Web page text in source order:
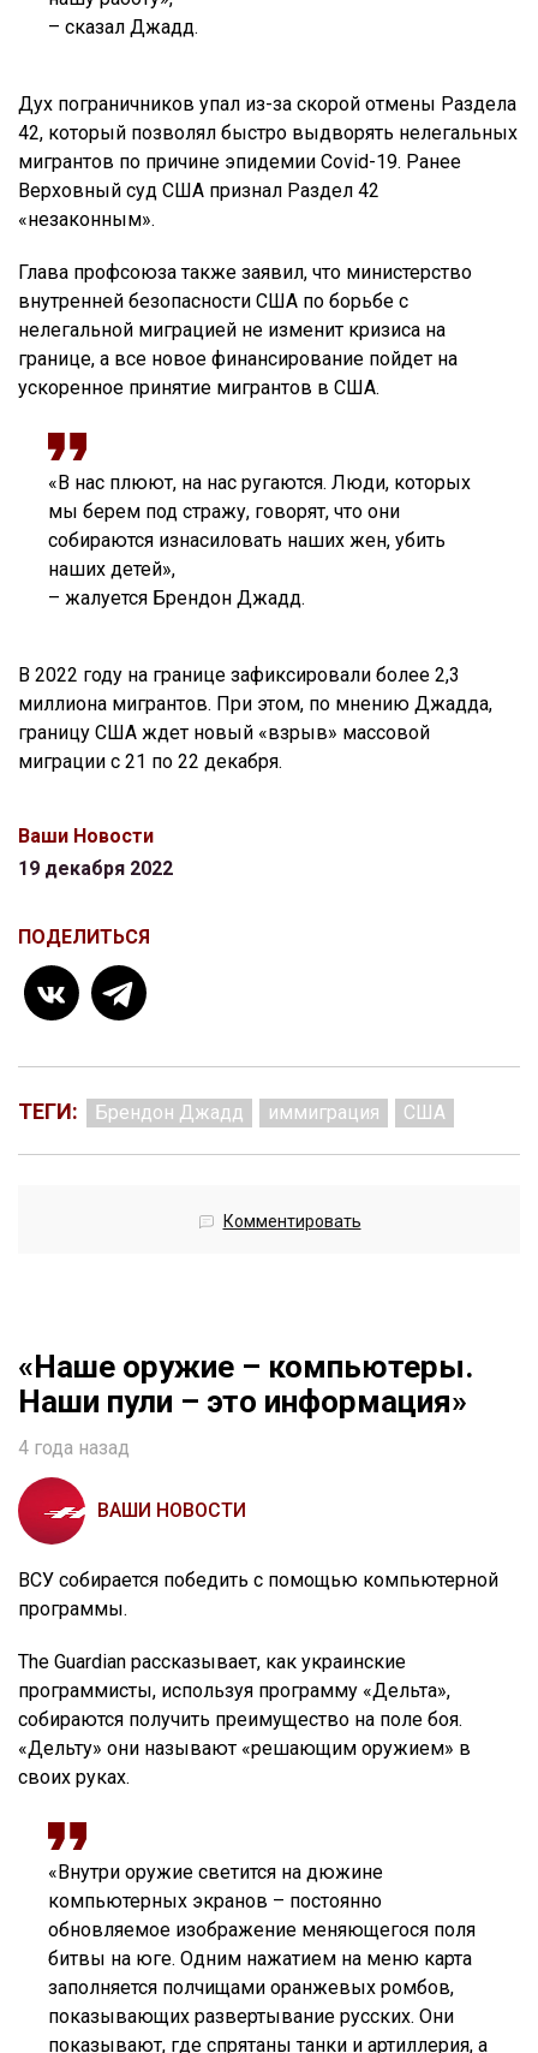
– сказал Джадд.
Дух пограничников упал из-за скорой отмены Раздела
42, который позволял быстро выдворять нелегальных
мигрантов по причине эпидемии Covid-19. Ранее
Верховный суд США признал Раздел 42
«незаконным».
Глава профсоюза также заявил, что министерство
внутренней безопасности США по борьбе с
нелегальной миграцией не изменит кризиса на
границе, а все новое финансирование пойдет на
ускоренное принятие мигрантов в США.
«В нас плюют, на нас ругаются. Люди, которых
мы берем под стражу, говорят, что они
собираются изнасиловать наших жен, убить
наших детей»,
– жалуется Брендон Джадд.
В 2022 году на границе зафиксировали более 2,3
миллиона мигрантов. При этом, по мнению Джадда,
границу США ждет новый «взрыв» массовой
миграции с 21 по 22 декабря.
Ваши Новости
19 декабря 2022
ПОДЕЛИТЬСЯ
ТЕГИ: Брендон Джадд иммиграция США
Комментировать
«Наше оружие – компьютеры.
Наши пули – это информация»
4 года назад
ВАШИ НОВОСТИ
ВСУ собирается победить с помощью компьютерной
программы.
The Guardian рассказывает, как украинские
программисты, используя программу «Дельта»,
собираются получить преимущество на поле боя.
«Дельту» они называют «решающим оружием» в
своих руках.
«Внутри оружие светится на дюжине
компьютерных экранов – постоянно
обновляемое изображение меняющегося поля
битвы на юге. Одним нажатием на меню карта
заполняется полчищами оранжевых ромбов,
показывающих развертывание русских. Они
показывают, где спрятаны танки и артиллерия, а